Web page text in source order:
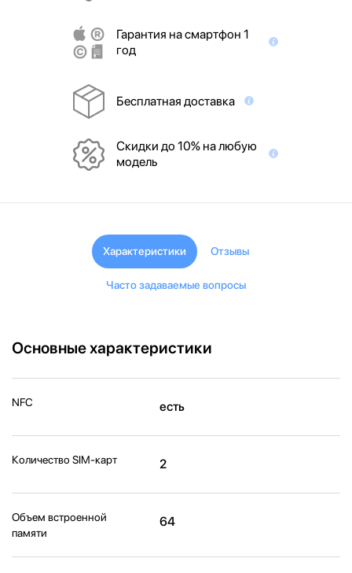
Гарантия на смартфон 1
год
Бесплатная доставка
Скидки до 10% на любую
модель
Характеристики Отзывы
Часто задаваемые вопросы
Основные характеристики
NFC есть
Количество SIM-карт 2
Объем встроенной
памяти
64